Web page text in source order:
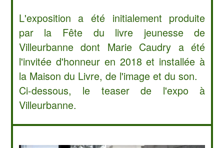
L'exposition a été initialement produite
par la Fête du livre jeunesse de
Villeurbanne dont Marie Caudry a été
l'invitée d'honneur en 2018 et installée à
la Maison du Livre, de l'image et du son.
Ci-dessous, le teaser de l'expo à
Villeurbanne.